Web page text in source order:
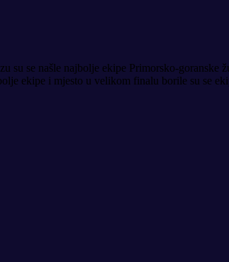
su se našle najbolje ekipe Primorsko-
ekipe i mjesto u velikom finalu borile su se